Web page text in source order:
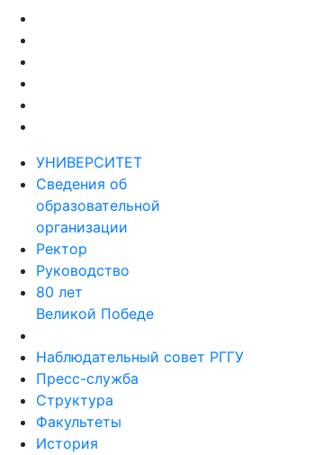
УНИВЕРСИТЕТ
Сведения об
образовательной
организации
Ректор
Руководство
80 лет
Великой Победе
Наблюдательный совет РГГУ
Пресс-служба
Структура
Факультеты
История